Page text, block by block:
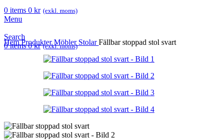
0 items 0 kr (exkl. moms)
Menu
Search
0items 0kr (exkl. moms)
HemProdukterMöbler StolarFällbar stoppad stol svart